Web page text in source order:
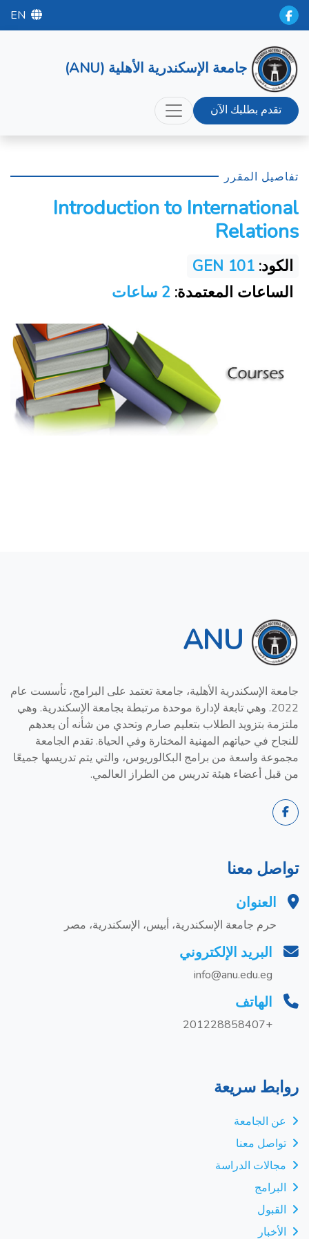
EN
جامعة الإسكندرية الأهلية (ANU)
تقدم بطلبك الآن
تفاصيل المقرر
Introduction to International
Relations
الكود: GEN 101
الساعات المعتمدة:
ANU
جامعة الإسكندرية الأهلية، جامعة تعتمد على البرامج، تأسست عام
2022. وهي تابعة لإدارة موحدة مرتبطة بجامعة الإسكندرية. وهي
ملتزمة بتزويد الطلاب بتعليم صارم وتحدي من شأنه أن يعدهم
للنجاح في حياتهم المهنية المختارة وفي الحياة. تقدم الجامعة
مجموعة واسعة من برامج البكالوريوس، والتي يتم تدريسها جميعًا
من قبل أعضاء هيئة تدريس من الطراز العالمي.
تواصل معنا
العنوان
حرم جامعة الإسكندرية، أبيس، الإسكندرية، مصر
البريد الإلكتروني
info@anu.edu.eg
الهاتف
+201228858407
روابط سريعة
عن الجامعة
تواصل معنا
مجالات الدراسة
البرامج
القبول
الأخبار